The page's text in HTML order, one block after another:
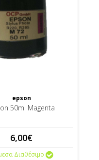
epson
50ml Magenta
6,00€
Διαθέσιμο